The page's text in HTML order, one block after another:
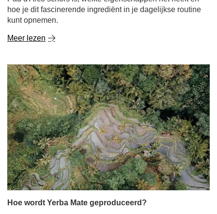
hoe je dit fascinerende ingrediënt in je dagelijkse routine
kunt opnemen.
Meer lezen
Hoe wordt Yerba Mate geproduceerd?